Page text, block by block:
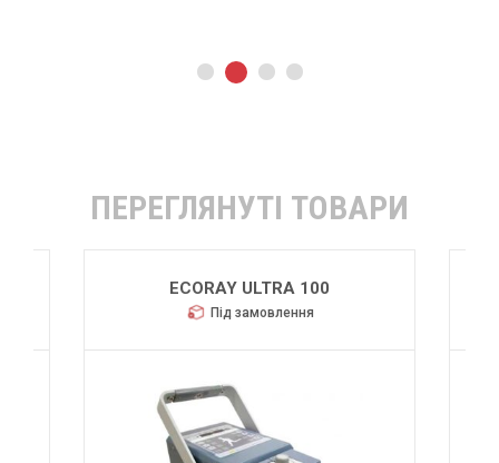
ПЕРЕГЛЯНУТІ ТОВАРИ
ECORAY ULTRA 100
Під замовлення